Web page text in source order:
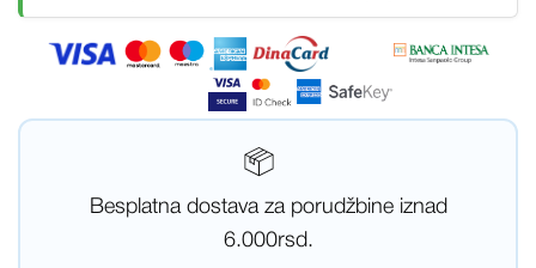
Besplatna dostava za porudžbine iznad
6.000rsd.